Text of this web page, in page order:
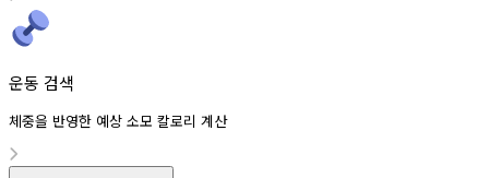
운동 검색
체중을 반영한 예상 소모 칼로리 계산